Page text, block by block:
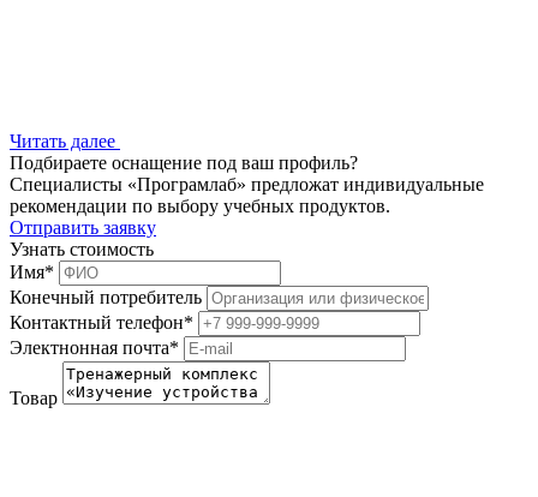
Читать далее
Подбираете оснащение под ваш профиль?
Специалисты «Програмлаб» предложат индивидуальные
рекомендации по выбору учебных продуктов.
Отправить заявку
Узнать стоимость
Имя*
Конечный потребитель
Контактный телефон*
Электнонная почта*
Товар